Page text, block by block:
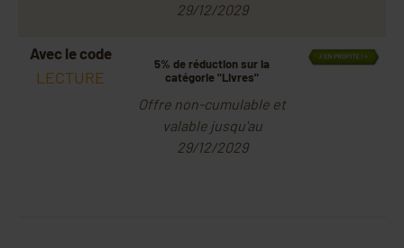
29/12/2029
Avec le code
LECTURE
5% de réduction sur la
catégorie "Livres"
Offre non-cumulable et
valable jusqu'au
29/12/2029